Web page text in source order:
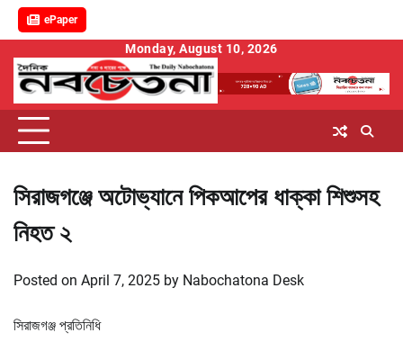
ePaper
content
Monday, August 10, 2026
সিরাজগঞ্জে অটোভ্যানে পিকআপের ধাক্কা শিশুসহ
নিহত ২
Posted on April 7, 2025 by Nabochatona Desk
সিরাজগঞ্জ প্রতিনিধি